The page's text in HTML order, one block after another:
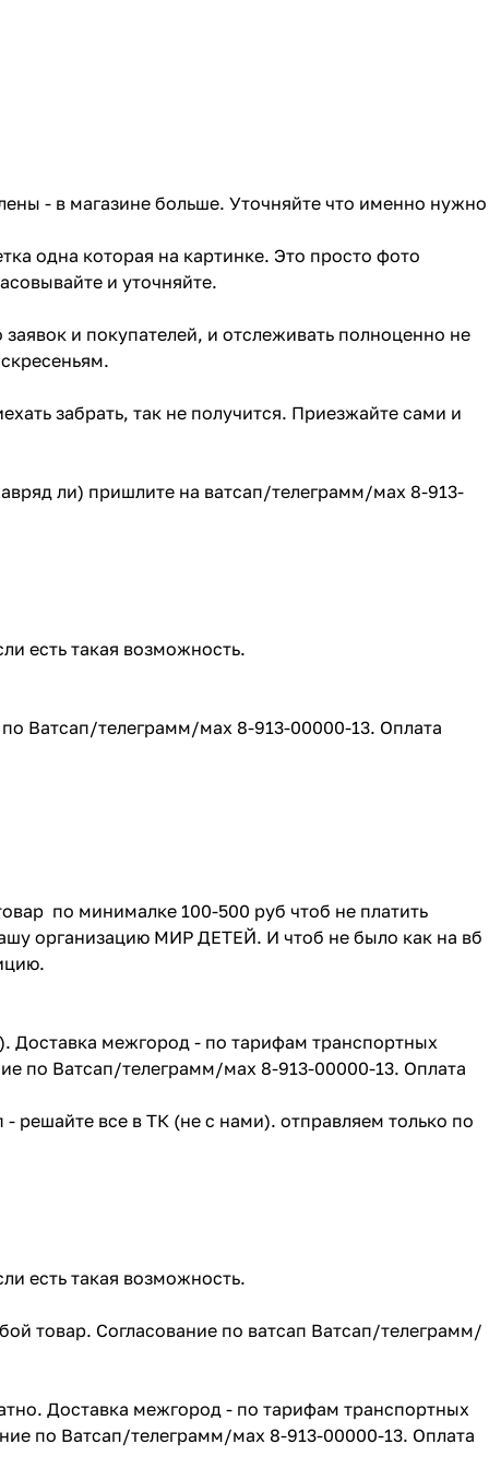
- в магазине больше. Уточняйте что именно нужно
одна которая на картинке. Это просто фото
и уточняйте.
и покупателей, и отслеживать полноценно не
забрать, так не получится. Приезжайте сами и
ли) пришлите на ватсап/телеграмм/мах 8-913-
есть такая возможность.
Ватсап/телеграмм/мах 8-913-00000-13. Оплата
по минималке 100-500 руб чтоб не платить
организацию МИР ДЕТЕЙ. И чтоб не было как на вб
Доставка межгород - по тарифам транспортных
по Ватсап/телеграмм/мах 8-913-00000-13. Оплата
решайте все в ТК (не с нами). отправляем только по
есть такая возможность.
товар. Согласование по ватсап Ватсап/телеграмм/
Доставка межгород - по тарифам транспортных
по Ватсап/телеграмм/мах 8-913-00000-13. Оплата